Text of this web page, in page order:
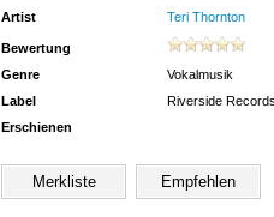
Artist Teri Thornton
Bewertung
Genre
Vokalmusik
Label
Riverside
Erschienen